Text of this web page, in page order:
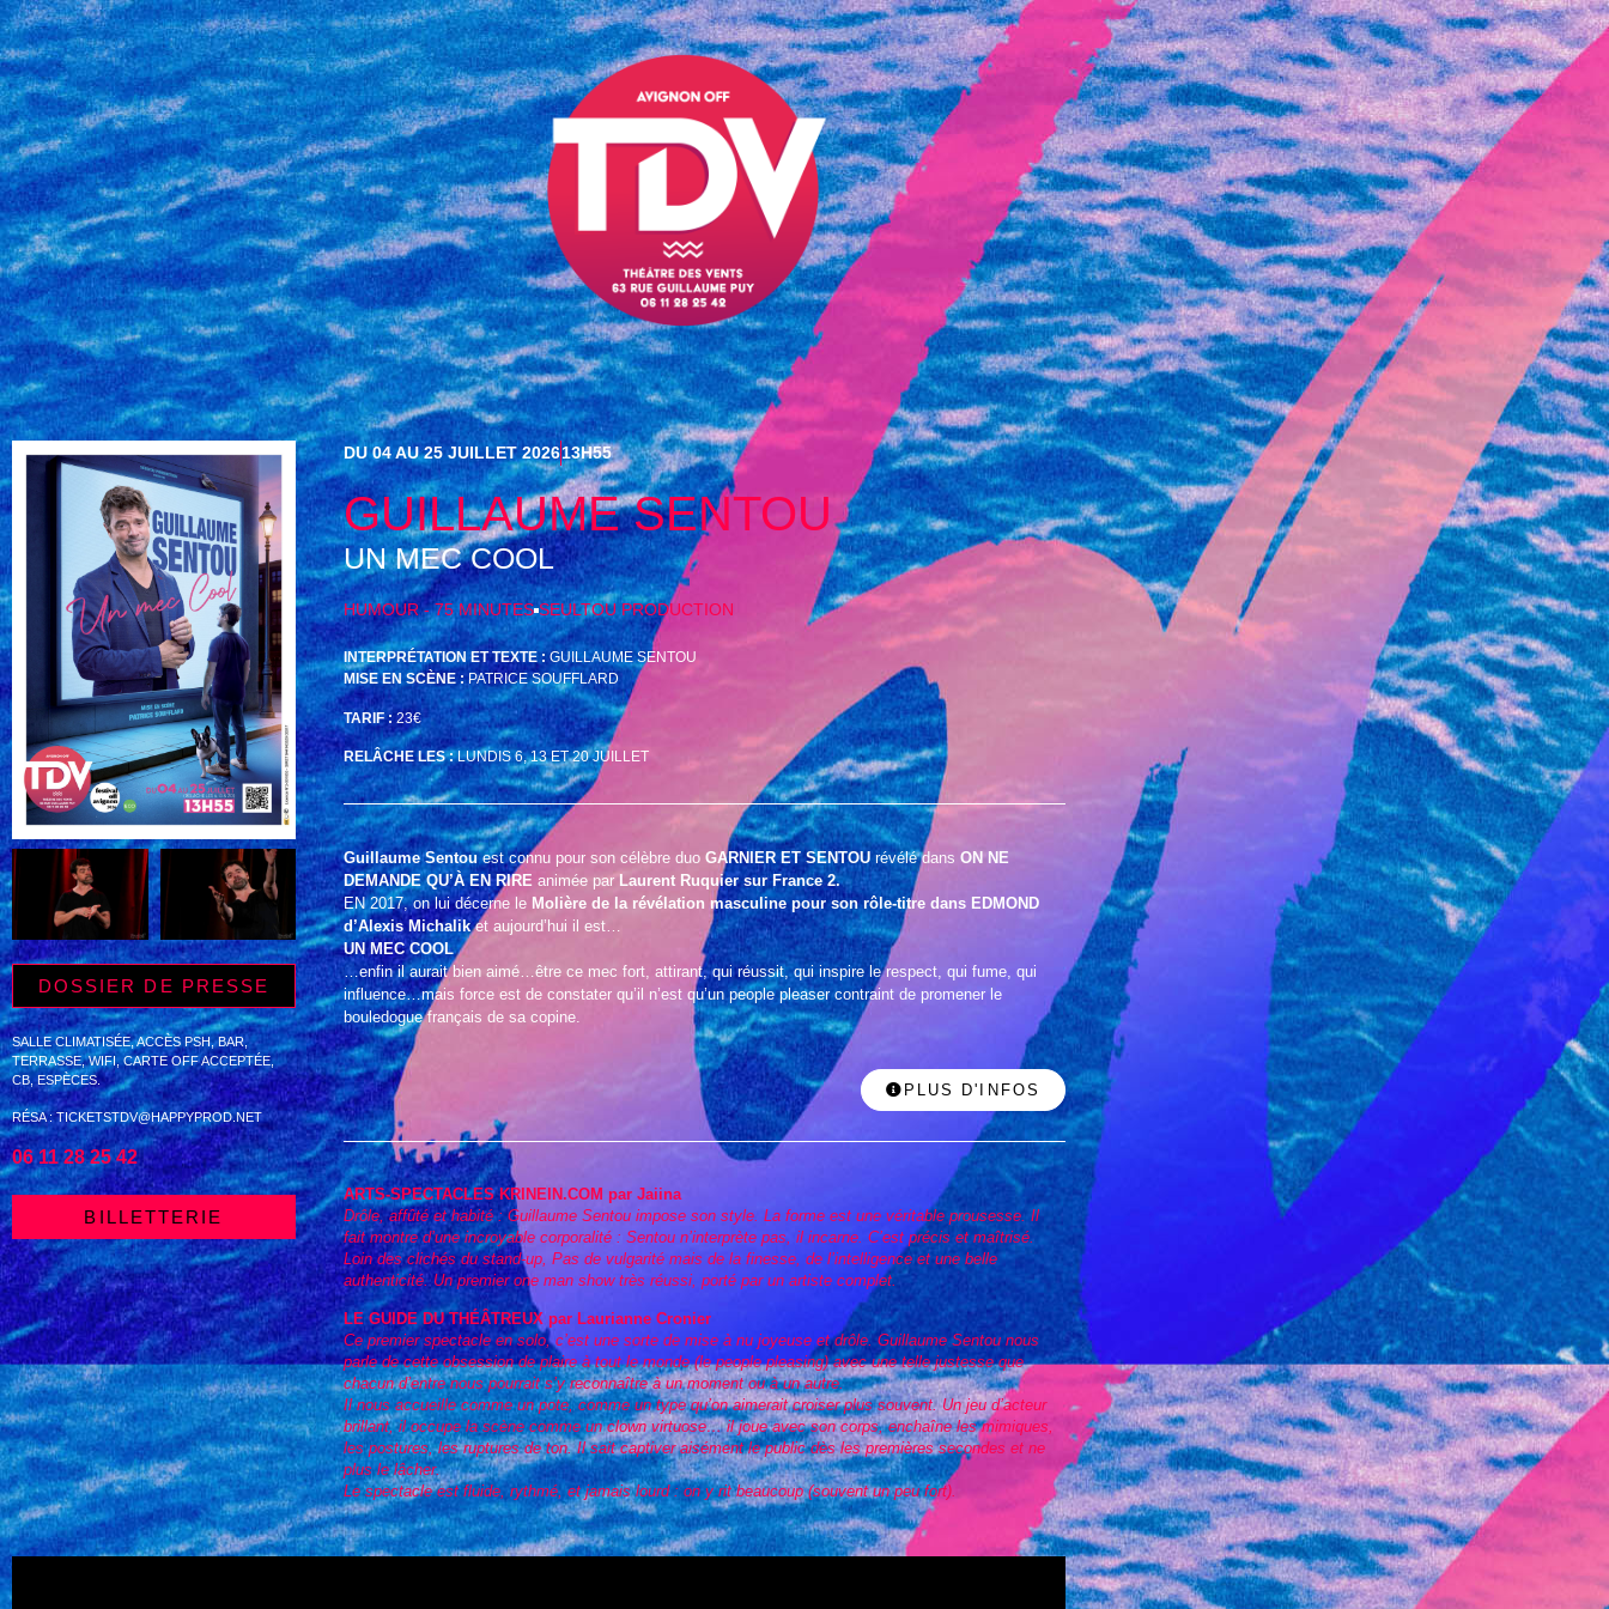
DOSSIER DE PRESSE
SALLE CLIMATISÉE, ACCÈS PSH, BAR,
TERRASSE, WIFI, CARTE OFF ACCEPTÉE,
CB, ESPÈCES.
RÉSA : TICKETSTDV@HAPPYPROD.NET
06 11 28 25 42
BILLETTERIE
DU 04 AU 25 JUILLET 202613H55
GUILLAUME SENTOU
UN MEC COOL
HUMOUR - 75 MINUTES SEULTOU PRODUCTION
INTERPRÉTATION ET TEXTE :GUILLAUME SENTOU
MISE EN SCÈNE :PATRICE SOUFFLARD
TARIF : 23€
RELÂCHE LES :LUNDIS 6, 13 ET 20 JUILLET
Guillaume Sentouest connu pour son célèbre duoGARNIER ET SENTOU révélé dansON NE
DEMANDE QU’À EN RIRE animée par Laurent Ruquier sur France 2.
EN 2017, on lui décerne le Molière de la révélation masculine pour son rôle-titre dans EDMOND
d’Alexis Michaliket aujourd’hui il est…
UN MEC COOL
…enfin il aurait bien aimé…être ce mec fort, attirant, qui réussit, qui inspire le respect, qui fume, qui
influence…mais force est de constater qu’il n’est qu’un people pleaser contraint de promener le
bouledogue français de sa copine.
PLUS D'INFOS
ARTS-SPECTACLES KRINEIN.COM par Jaiina
Drôle, affûté et habité : Guillaume Sentou impose son style. La forme est une véritable prousesse. Il
fait montre d’une incroyable corporalité : Sentou n’interprète pas, il incarne. C’est précis et maîtrisé.
Loin des clichés du stand-up, Pas de vulgarité mais de la finesse, de l’intelligence et une belle
authenticité. Un premier one man show très réussi, porté par un artiste complet.
LE GUIDE DU THÉÂTREUX par Laurianne Cronier
Ce premier spectacle en solo, c’est une sorte de mise à nu joyeuse et drôle. Guillaume Sentou nous
parle de cette obsession de plaire à tout le monde (le people pleasing) avec une telle justesse que
chacun d’entre nous pourrait s’y reconnaître à un moment ou à un autre.
Il nous accueille comme un pote, comme un type qu’on aimerait croiser plus souvent. Un jeu d’acteur
brillant, il occupe la scène comme un clown virtuose… il joue avec son corps, enchaîne les mimiques,
les postures, les ruptures de ton. Il sait captiver aisément le public dès les premières secondes et ne
plus le lâcher.
Le spectacle est fluide, rythmé, et jamais lourd : on y rit beaucoup (souvent un peu fort).